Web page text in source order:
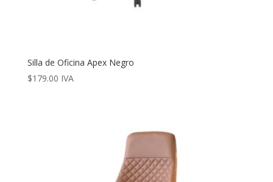
Silla de Oficina Apex Negro
$179.00 IVA